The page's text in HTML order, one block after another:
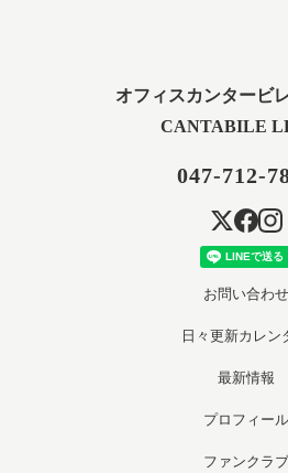
オフィスカンタービ
CANTABILE
047-712-
お問い合わせ
日々更新カレン
最新情報
プロフィール
ファンクラブ